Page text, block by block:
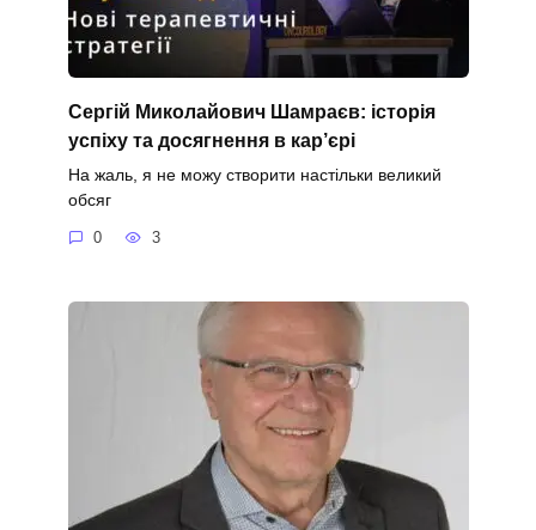
Сергій Миколайович Шамраєв: історія
успіху та досягнення в кар’єрі
На жаль, я не можу створити настільки великий
обсяг
0 3